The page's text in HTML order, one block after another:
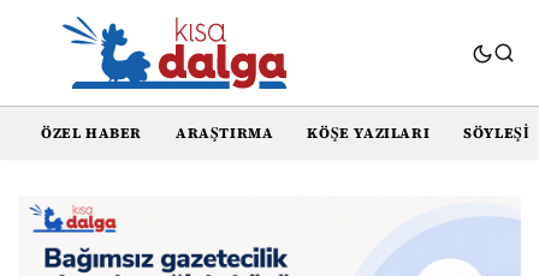
ÖZEL HABER ARAŞTIRMA KÖŞE YAZILARI SÖYLEŞI